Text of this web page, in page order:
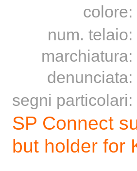
colore:
num. telaio:
marchiatura:
denunciata:
segni particolari:
SP Connect
but holder for